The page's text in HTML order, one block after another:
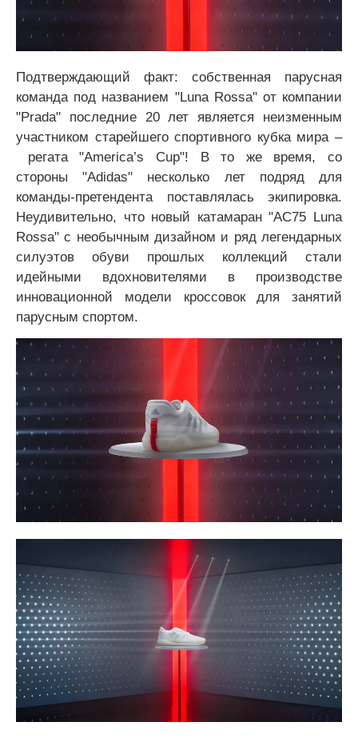
Подтверждающий факт: собственная парусная
команда под названием "Luna Rossa" от компании
"Prada" последние 20 лет является неизменным
участником старейшего спортивного кубка мира –
регата "America’s Cup"! В то же время, со
стороны "Adidas" несколько лет подряд для
команды-претендента поставлялась экипировка.
Неудивительно, что новый катамаран "AC75 Luna
Rossa" с необычным дизайном и ряд легендарных
силуэтов обуви прошлых коллекций стали
идейными вдохновителями в производстве
инновационной модели кроссовок для занятий
парусным спортом.